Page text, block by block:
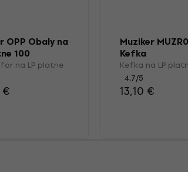
OPP Obaly na
100
na LP platne
Muziker
Kefka
Kefka na LP
4,7/5
13,10 €